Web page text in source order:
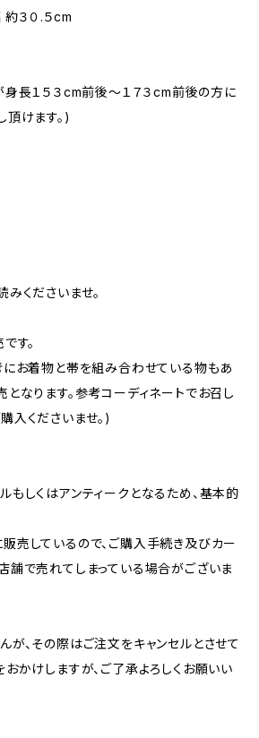
３０.５cm
長１５３cm前後～１７３cm前後の方に
頂けます。)
みくださいませ。
す。
にお着物と帯を組み合わせている物もあ
となります。参考コーディネートでお召し
入くださいませ。)
もしくはアンティークとなるため、基本的
売しているので、ご購入手続き及びカー
舗で売れてしまっている場合がございま
が、その際はご注文をキャンセルとさせて
おかけしますが、ご了承よろしくお願いい